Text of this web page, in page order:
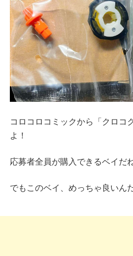
コロコロコミックから「クロコ
よ！
応募者全員が購入できるベイだね
でもこのベイ、めっちゃ良いん